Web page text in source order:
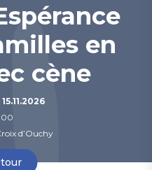
en
cène
15.11.2026
d’Ouchy